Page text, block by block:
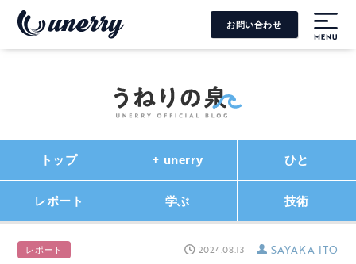
お問い合わせ
トップ + unerry ひと
レポート 学ぶ 技術
レポート 2024.08.13 SAYAKA ITO